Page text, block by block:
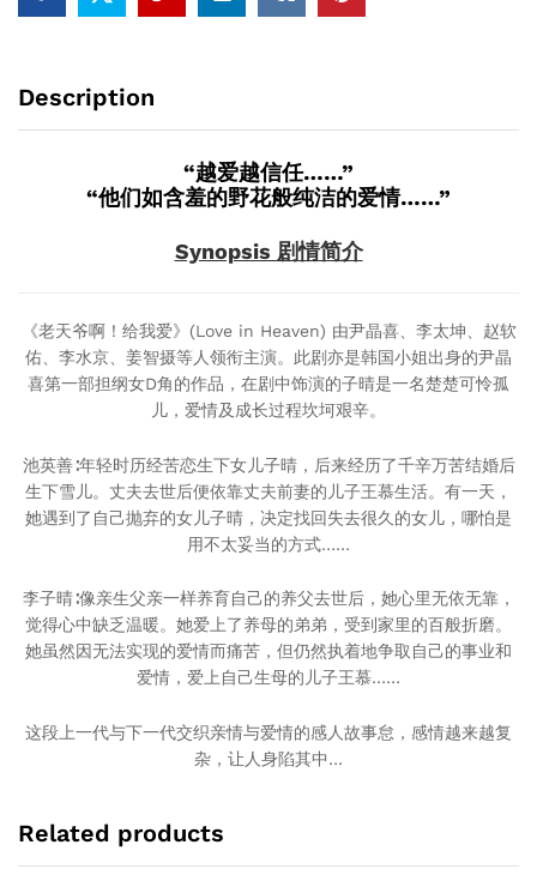
中
幕
Description
“越爱越信任……”
“他们如含羞的野花般纯洁的爱情……”
Synopsis 剧情简介
《老天爷啊！给我爱》(Love in Heaven) 由尹晶喜、李太坤、赵软
佑、李水京、姜智摄等人领衔主演。此剧亦是韩国小姐出身的尹晶
喜第一部担纲女D角的作品，在剧中饰演的子晴是一名楚楚可怜孤
儿，爱情及成长过程坎坷艰辛。
池英善∶年轻时历经苦恋生下女儿子晴，后来经历了千辛万苦结婚后
生下雪儿。丈夫去世后便依靠丈夫前妻的儿子王慕生活。有一天，
她遇到了自己抛弃的女儿子晴，决定找回失去很久的女儿，哪怕是
用不太妥当的方式……
李子晴∶像亲生父亲一样养育自己的养父去世后，她心里无依无靠，
觉得心中缺乏温暖。她爱上了养母的弟弟，受到家里的百般折磨。
她虽然因无法实现的爱情而痛苦，但仍然执着地争取自己的事业和
爱情，爱上自己生母的儿子王慕……
这段上一代与下一代交织亲情与爱情的感人故事怠，感情越来越复
杂，让人身陷其中…
Related products